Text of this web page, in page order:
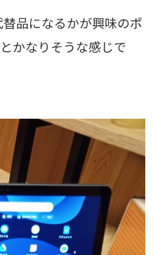
品になるかが興味のポ
かなりそうな感じで